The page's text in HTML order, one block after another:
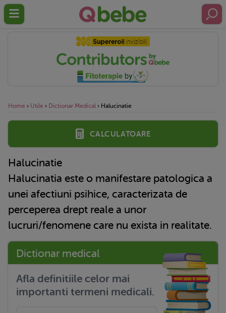
Home › Utile › Dictionar Medical › Halucinatie
Calculatoare
Halucinatie
Halucinatia este o manifestare patologica a
unei afectiuni psihice, caracterizata de
perceperea drept reale a unor
lucruri/fenomene care nu exista in realitate.
Dictionar medical
Afla definitiile celor mai
importanti termeni medicali.